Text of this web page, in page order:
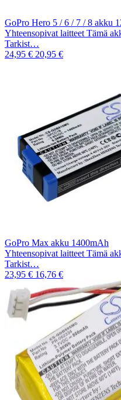
GoPro Hero 5 / 6 / 7 / 8 akku
Yhteensopivat laitteet Tämä
Tarkist…
24,95 € 20,95 €
GoPro Max akku 1400mAh
Yhteensopivat laitteet Tämä
Tarkist…
23,95 € 16,76 €